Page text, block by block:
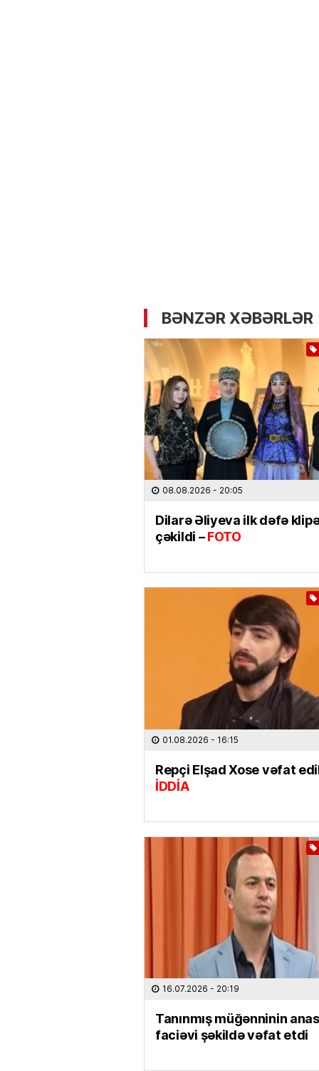
BƏNZƏR XƏBƏRLƏR
08.08.2026 - 20:05
Dilarə Əliyeva ilk dəfə
çəkildi –FOTO
01.08.2026 - 16:15
Repçi Elşad Xose vəfat
İDDİA
16.07.2026 - 20:19
Tanınmış müğənninin
faciəvi şəkildə vəfat etdi